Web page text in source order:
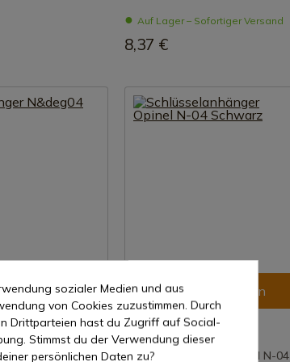
Auf Lager – Sofortiger Versand
8,37 €
Dunkelblau
Produkt anzeigen
REF: 2268
OPINEL
Schlüsselanhänger Opinel N-04
sozialer Medien und aus
von Cookies zuzustimmen. Durch
Drittparteien hast du Zugriff auf Social-
Stimmst du der Verwendung dieser
persönlichen Daten zu?